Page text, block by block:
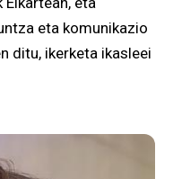
eta komunikazio
ditu, ikerketa ikasleei